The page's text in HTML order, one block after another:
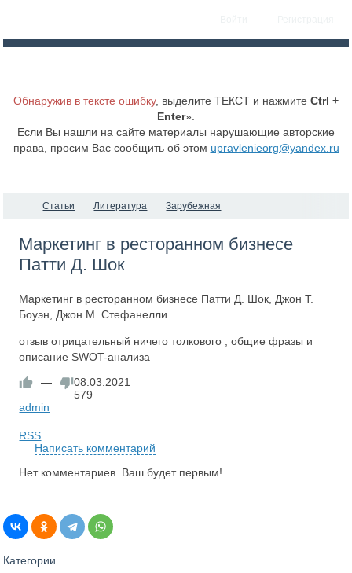
Обнаружив в тексте ошибку, выделите ТЕКСТ и нажмите Ctrl +
Enter».
Если Вы нашли на сайте материалы нарушающие авторские
права, просим Вас сообщить об этом upravlenieorg@yandex.ru
Статьи Литература Зарубежная
Маркетинг в ресторанном бизнесе
Патти Д. Шок
Маркетинг в ресторанном бизнесе Патти Д. Шок, Джон Т.
Боуэн, Джон М. Стефанелли
отзыв отрицательный ничего толкового , общие фразы и
описание SWOT-анализа
—
08.03.2021
579
admin
RSS
Написать комментарий
Нет комментариев. Ваш будет первым!
Категории